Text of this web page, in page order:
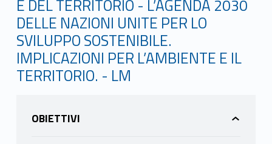
E DEL TERRITORIO - L’AGENDA 2030
DELLE NAZIONI UNITE PER LO
SVILUPPO SOSTENIBILE.
IMPLICAZIONI PER L’AMBIENTE E IL
TERRITORIO. - LM
OBIETTIVI